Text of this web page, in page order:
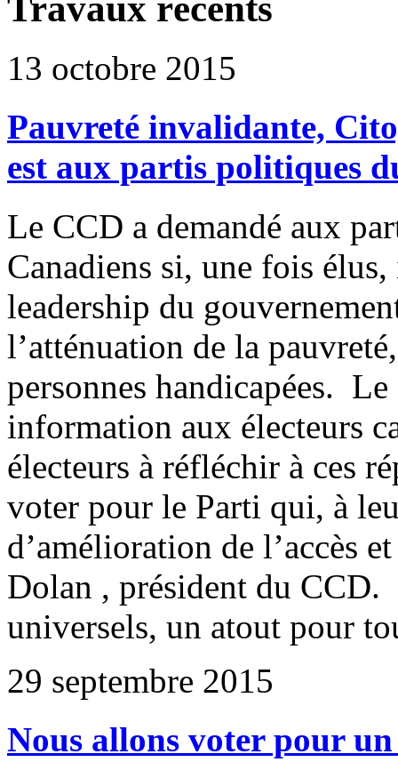
Travaux récents
13 octobre 2015
Pauvreté invalidante,
est aux partis politiques
Le CCD a demandé aux
Canadiens si, une fois
leadership du
l’atténuation de la
personnes handicapées.
information aux électeurs
électeurs à réfléchir à ces
voter pour le Parti qui, à
d’amélioration de l’accès
Dolan , président du CCD.
universels, un atout pour
29 septembre 2015
Nous allons voter pour un